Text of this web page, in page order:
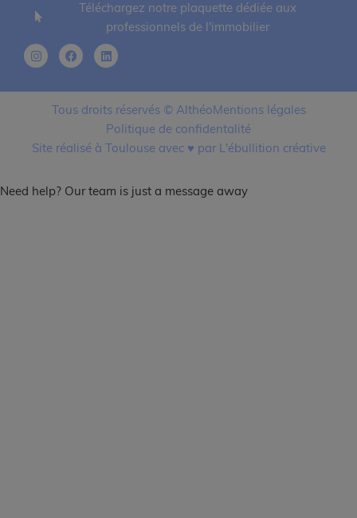
Téléchargez notre plaquette dédiée aux
professionnels de l'immobilier
Tous droits réservés © AlthéoMentions légales
Politique de confidentalité
Site réalisé à Toulouse avec ♥ par L'ébullition créative
Need help? Our team is just a message away